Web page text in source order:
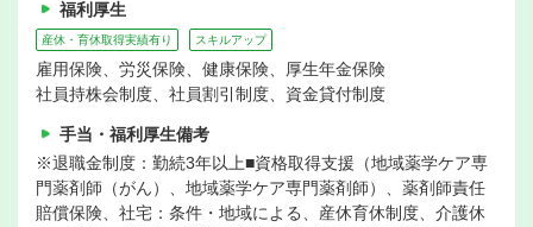
福利厚生
産休・育休取得実績有り スキルアップ
雇用保険、労災保険、健康保険、厚生年金保険
社員持株会制度、社員割引制度、資金貸付制度
手当・福利厚生備考
※退職金制度：勤続3年以上■資格取得支援（地域薬学ケア専
門薬剤師（がん）、地域薬学ケア専門薬剤師）、薬剤師責任
賠償保険、社宅：条件・地域による、産休育休制度、介護休